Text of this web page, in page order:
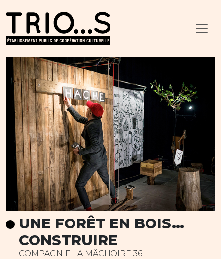
UNE FORÊT EN BOIS…
CONSTRUIRE
COMPAGNIE LA MÂCHOIRE 36